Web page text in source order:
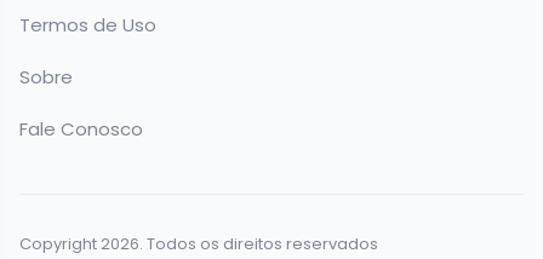
Termos de Uso
Sobre
Fale Conosco
Copyright 2026. Todos os direitos reservados